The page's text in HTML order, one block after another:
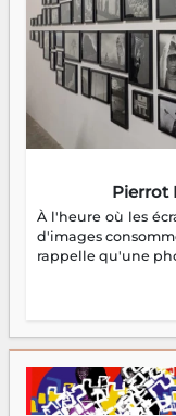
Pierrot
À l'heure où les
d'images
rappelle qu'une